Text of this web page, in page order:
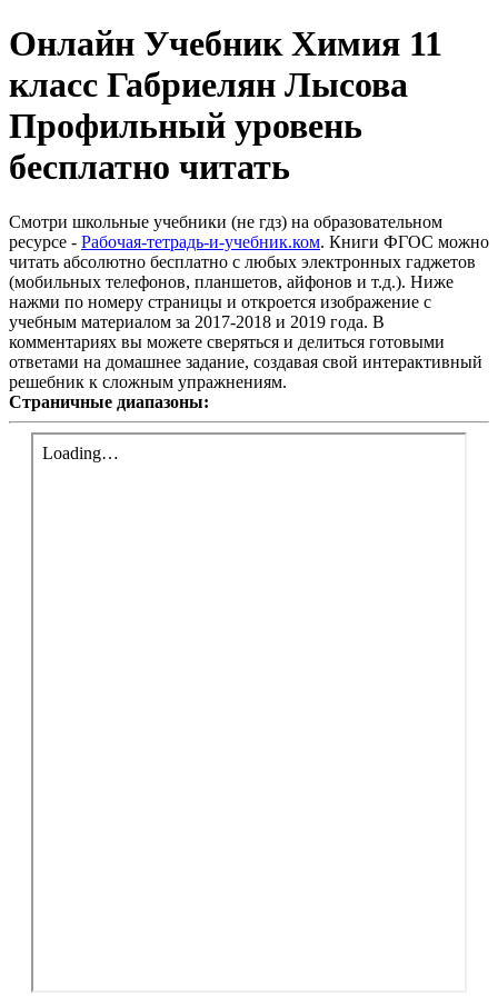
Онлайн Учебник Химия 11
класс Габриелян Лысова
Профильный уровень
бесплатно читать
Смотри школьные учебники (не гдз) на образовательном
ресурсе - Рабочая-тетрадь-и-учебник.ком. Книги ФГОС можно
читать абсолютно бесплатно с любых электронных гаджетов
(мобильных телефонов, планшетов, айфонов и т.д.). Ниже
нажми по номеру страницы и откроется изображение с
учебным материалом за 2017-2018 и 2019 года. В
комментариях вы можете сверяться и делиться готовыми
ответами на домашнее задание, создавая свой интерактивный
решебник к сложным упражнениям.
Страничные диапазоны: